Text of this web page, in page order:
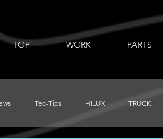
TOP WORK PARTS
Tec-Tips HILUX TRUCK